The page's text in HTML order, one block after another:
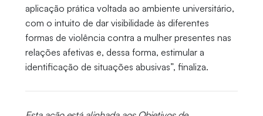
aplicação prática voltada ao ambiente universitário,
com o intuito de dar visibilidade às diferentes
formas de violência contra a mulher presentes nas
relações afetivas e, dessa forma, estimular a
identificação de situações abusivas”, finaliza.